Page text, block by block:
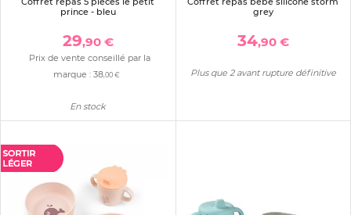
prince - bleu
29,90 €
Prix de vente conseillé par la
marque : 38,00 €
En stock
grey
34,90 €
Plus que 2 avant rupture définitive